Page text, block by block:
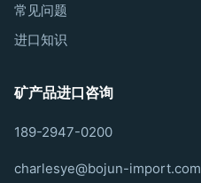
常见问题
进口知识
矿产品进口咨询
189-2947-0200
charlesye@bojun-import.com